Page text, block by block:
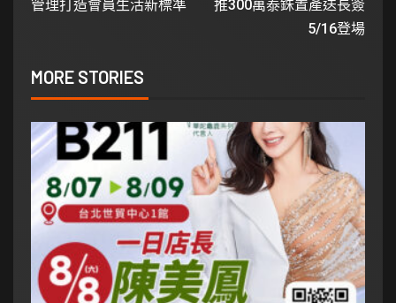
管理打造會員生活新標準
推300萬泰銖置產送長簽
5/16登場
MORE STORIES